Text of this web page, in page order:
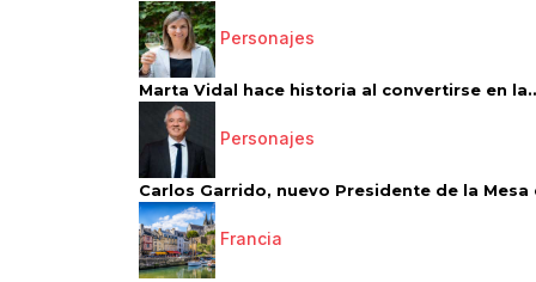
Personajes
Marta Vidal hace historia al convertirse en
Personajes
Carlos Garrido, nuevo Presidente de la Mesa
Francia